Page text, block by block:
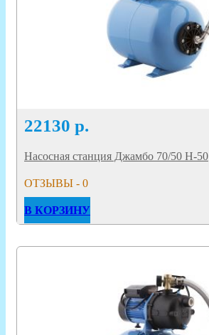
22130 р.
Насосная станция Джамбо 70/50 Н-50
ОТЗЫВЫ - 0
В КОРЗИНУ